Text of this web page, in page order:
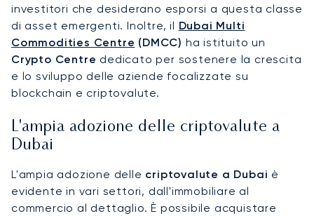
investitori che desiderano esporsi a questa classe
di asset emergenti. Inoltre, il Dubai Multi
Commodities Centre (DMCC) ha istituito un
Crypto Centre dedicato per sostenere la crescita
e lo sviluppo delle aziende focalizzate su
blockchain e criptovalute.
L'ampia adozione delle criptovalute a
Dubai
L'ampia adozione delle criptovalute a Dubai è
evidente in vari settori, dall'immobiliare al
commercio al dettaglio. È possibile acquistare